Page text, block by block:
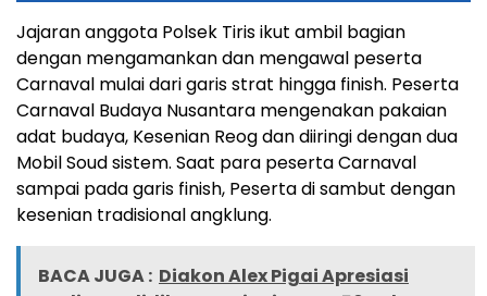
Jajaran anggota Polsek Tiris ikut ambil bagian
dengan mengamankan dan mengawal peserta
Carnaval mulai dari garis strat hingga finish. Peserta
Carnaval Budaya Nusantara mengenakan pakaian
adat budaya, Kesenian Reog dan diiringi dengan dua
Mobil Soud sistem. Saat para peserta Carnaval
sampai pada garis finish, Peserta di sambut dengan
kesenian tradisional angklung.
BACA JUGA : Diakon Alex Pigai Apresiasi